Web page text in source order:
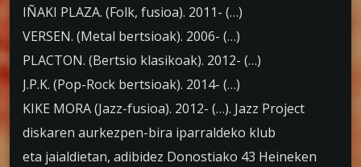
IÑAKI PLAZA. (Folk, fusioa). 2011- (…)
VERSEN. (Metal bertsioak). 2006- (…)
PLACTON. (Bertsio klasikoak). 2012- (…)
J.P.K. (Pop-Rock bertsioak). 2014- (…)
KIKE MORA (Jazz-fusioa). 2012- (…). Jazz Project
diskaren aurkezpen-bira iparraldeko klub
eta jaialdietan, adibidez Donostiako 43 Heineken